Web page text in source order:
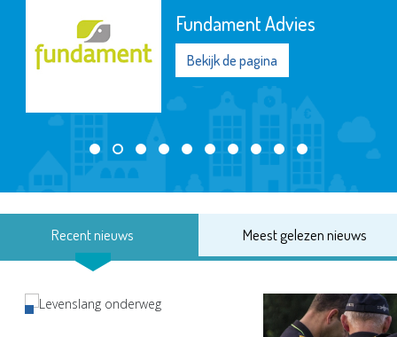
Fundament Advies
Bekijk de pagina
Recent nieuws Meest gelezen nieuws